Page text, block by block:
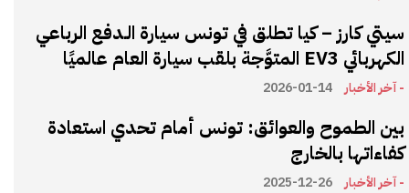
سيتي كارز – كيا تطلق في تونس سيارة الـدفع الرباعي
الكهربائي EV3 المتوَّجة بلقب سيارة العام عالميًا
- آخر الأخبار 2026-01-14
بين الطموح والعوائق: تونس أمام تحدي استعادة
كفاءاتها بالخارج
- آخر الأخبار 2025-12-26